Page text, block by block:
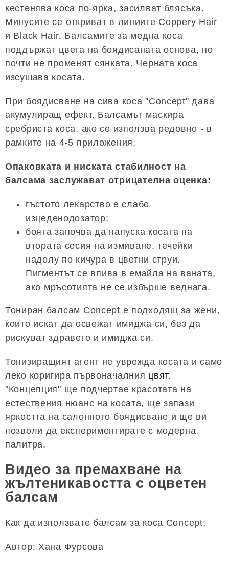
кестенява коса по-ярка, засилват блясъка.
Минусите се откриват в линиите Coppery Hair
и Black Hair. Балсамите за медна коса
поддържат цвета на боядисаната основа, но
почти не променят сянката. Черната коса
изсушава косата.
При боядисване на сива коса "Concept" дава
акумулиращ ефект. Балсамът маскира
сребриста коса, ако се използва редовно - в
рамките на 4-5 приложения.
Опаковката и ниската стабилност на
балсама заслужават отрицателна оценка:
гъстото лекарство е слабо
изцеденодозатор;
боята започва да напуска косата на
втората сесия на измиване, течейки
надолу по кичура в цветни струи.
Пигментът се впива в емайла на ваната,
ако мръсотията не се избърше веднага.
Тониран балсам Concept е подходящ за жени,
които искат да освежат имиджа си, без да
рискуват здравето и имиджа си.
Тонизиращият агент не уврежда косата и само
леко коригира първоначалния цвят.
"Концепция" ще подчертае красотата на
естествения нюанс на косата, ще запази
яркостта на салонното боядисване и ще ви
позволи да експериментирате с модерна
палитра.
Видео за премахване на
жълтеникавостта с оцветен
балсам
Как да използвате балсам за коса Concept:
Автор: Хана Фурсова